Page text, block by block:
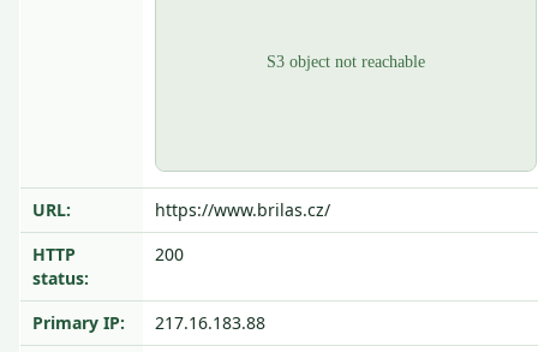
URL:
https://www.brilas.cz/
HTTP
status:
200
Primary IP: 217.16.183.88